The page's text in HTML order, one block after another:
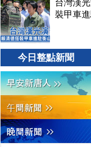
台灣漢
裝甲車
今日整點新聞